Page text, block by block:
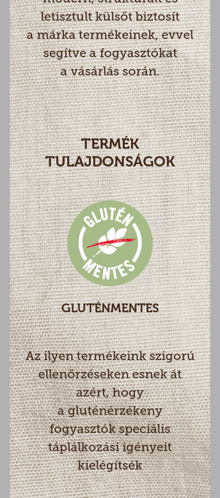
letisztult külsőt biztosít
a márka termékeinek, evvel
segítve a fogyasztókat
a vásárlás során.
TERMÉK
TULAJDONSÁGOK
GLUTÉNMENTES
Az ilyen termékeink szigorú
ellenőrzéseken esnek át
azért, hogy
a gluténérzékeny
fogyasztók speciális
táplálkozási igényeit
kielégítsék